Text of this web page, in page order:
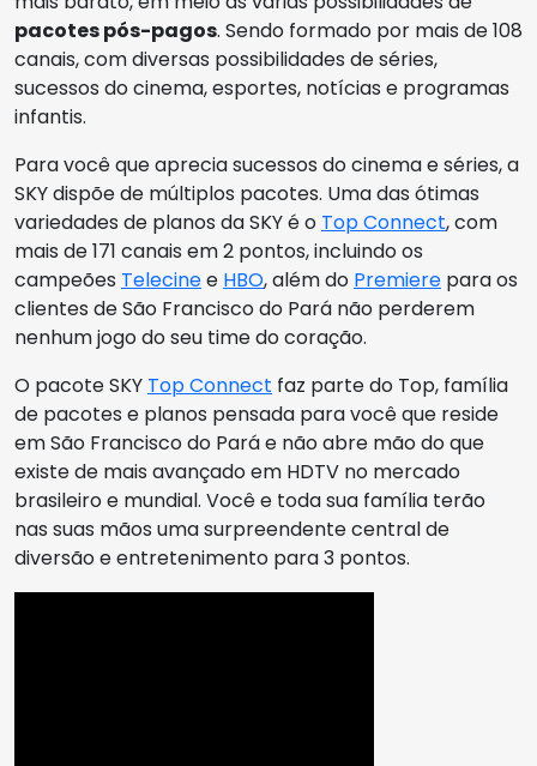
pacotes pós-pagos. Sendo formado por mais de 108
canais, com diversas possibilidades de séries,
sucessos do cinema, esportes, notícias e programas
infantis.
Para você que aprecia sucessos do cinema e séries, a
SKY dispõe de múltiplos pacotes. Uma das ótimas
variedades de planos da SKY é o Top Connect, com
mais de 171 canais em 2 pontos, incluindo os
campeões Telecinee HBO, além do Premiere para os
clientes de São Francisco do Pará não perderem
nenhum jogo do seu time do coração.
O pacote SKY Top Connect faz parte do Top, família
de pacotes e planos pensada para você que reside
em São Francisco do Pará e não abre mão do que
existe de mais avançado em HDTV no mercado
brasileiro e mundial. Você e toda sua família terão
nas suas mãos uma surpreendente central de
diversão e entretenimento para 3 pontos.